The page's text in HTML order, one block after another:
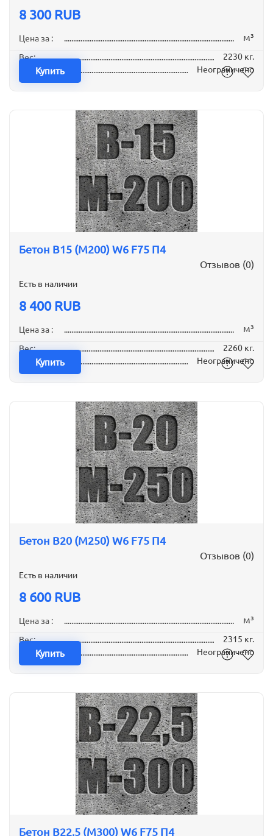
8 300 RUB
Цена за : м³
Вес:
2230 кг.
Наличие:
Неограничено
Купить
Бетон B15 (М200) W6 F75 П4
Отзывов (0)
Есть в наличии
8 400 RUB
Цена за : м³
Вес:
2260 кг.
Наличие:
Неограничено
Купить
Бетон B20 (М250) W6 F75 П4
Отзывов (0)
Есть в наличии
8 600 RUB
Цена за : м³
Вес:
2315 кг.
Наличие:
Неограничено
Купить
Бетон B22,5 (М300) W6 F75 П4